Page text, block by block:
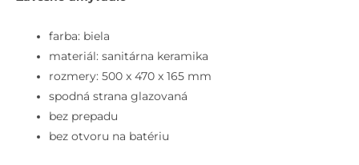
50x47
cm,
bez
prepadu,
bez
otvoru
farba: biela
materiál: sanitárna keramika
rozmery: 500 x 470 x 165 mm
spodná strana glazovaná
bez prepadu
bez otvoru na batériu